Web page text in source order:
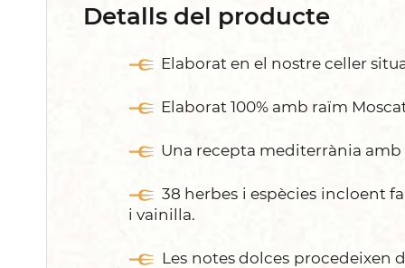
Detalls del producte
Elaborat en el nostre celler
Elaborat 100% amb raïm
Una recepta mediterrània amb
38 herbes i espècies incloent
i vainilla.
Les notes dolces procedeixen